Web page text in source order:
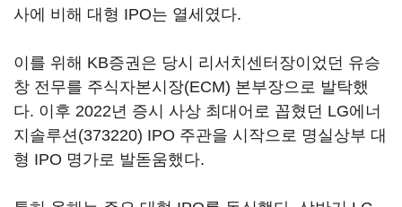
사에 비해 대형 IPO는 열세였다.
이를 위해 KB증권은 당시 리서치센터장이었던 유승
창 전무를 주식자본시장(ECM) 본부장으로 발탁했
다. 이후 2022년 증시 사상 최대어로 꼽혔던 LG에너
지솔루션(373220) IPO 주관을 시작으로 명실상부 대
형 IPO 명가로 발돋움했다.